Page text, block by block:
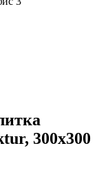
300х300